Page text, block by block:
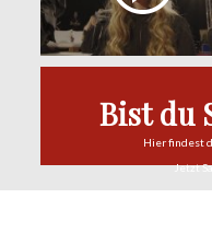
Bist du
Hier findest
Jetzt